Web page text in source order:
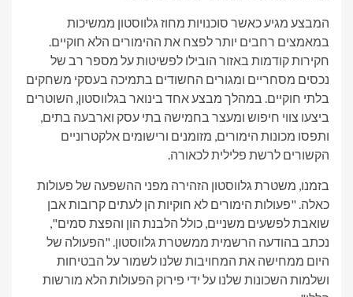
המבצע מגיע כאשר סוכנויות מחוז גלווסטון ממשיכות
במאמצים רחבים יותר לפצח את ההימורים הלא חוקיים.
חקירות קודמות באזור הובילו לפשיטות על מספר רב של
נכסים מסחריים ומגורים החשודים בתמיכה בעסקי משחקים
בלתי חוקיים. במהלך מבצע אחד בינואר בגלווסטון, השוטרים
ביצעו צווי חיפוש ומעצר בחמישה בתי עסק וארבעה בתים,
ותפסו מכונות הימורים, מזומנים ורישומים אלקטרוניים
הקשורים לרשת פלילית לכאורה.
בזמנו, משטרת גלווסטון הזהירה מפני ההשפעה של פעולות
כאלה. "פעולות הימורים לא חוקיות הן לעתים קרובות אבן
שואבת לפשעים משניים, כולל הלבנת הון והפצת סמים",
נכתב בהודעה הרשמית ממשטרת גלווסטון. "הפעולה של
היום ממחישה את המחויבות שלנו לשמור על הבטיחות
ושלמות השכונות שלנו על ידי פירוק הפעולות הלא מורשות